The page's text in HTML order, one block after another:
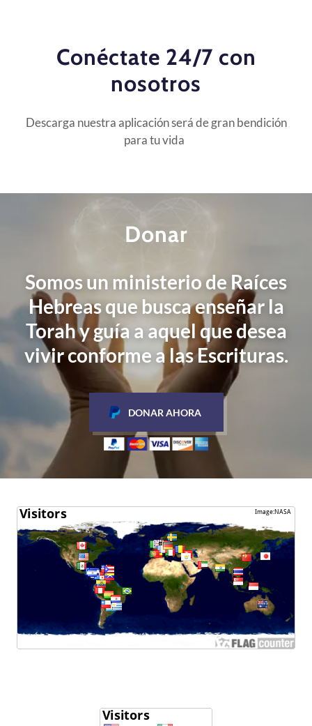
Conéctate 24/7 con
nosotros
Descarga nuestra aplicación será de gran bendición
para tu vida
Donar
Somos un ministerio de Raíces
Hebreas que busca enseñar la
Torah y guía a aquel que desea
vivir conforme a las Escrituras.
DONAR AHORA